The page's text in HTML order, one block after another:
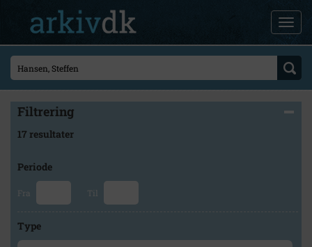
Filtrering
17 resultater
Periode
Fra Til
Type